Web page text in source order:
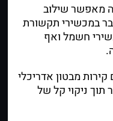
מאפשר שילוב
במכשירי תקשורת
חשמל ואף
מבטון אדריכלי
תוך ניקוי קל של